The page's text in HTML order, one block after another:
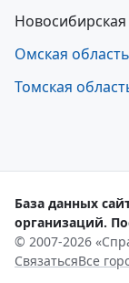
Новосибирская
Омская область
Томская
База данных
организаций.
© 2007-2026
СвязатьсяВсе